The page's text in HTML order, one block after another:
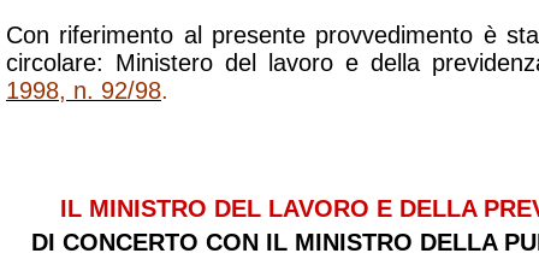
Con riferimento al presente provvedimento è
circolare: Ministero del lavoro e della
1998, n. 92/98.
IL MINISTRO DEL LAVORO E DELLA
DI CONCERTO CON IL MINISTRO DELLA